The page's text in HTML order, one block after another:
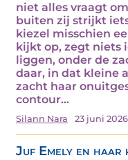
niet alles vraagt
buiten zij strijkt
kiezel misschien
kijkt op, zegt niets
liggen, onder de
daar, in dat kleine
zacht haar
contour…
Silann Nara 23 juni 2026
Juf Emely en haar